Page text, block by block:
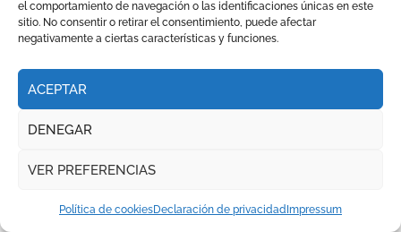
el comportamiento de navegación o las identificaciones únicas en este
sitio. No consentir o retirar el consentimiento, puede afectar
negativamente a ciertas características y funciones.
ACEPTAR
DENEGAR
VER PREFERENCIAS
Política de cookiesDeclaración de privacidad Impressum